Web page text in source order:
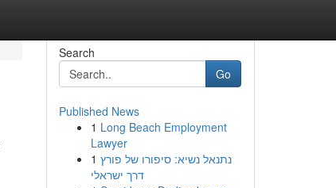
Search
Go
Published News
1 Long Beach Employment
Lawyer
1 נתנאל נשיא: סיפורו של פורץ
דרך ישראלי